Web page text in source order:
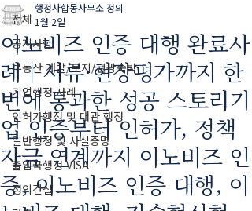
전체
공지사항
부동산 개발/토지/관광숙박
기업행정 사례
인허가행정 및 대관 행정
일반행정 및 사실증명
출입국행정 VISA
정의건설
이노비즈 인증 대행 완료사
례｜서류·현장평가까지 한
번에 통과한 성공 스토리기
업 인증부터 인허가, 정책
자금 연계까지 이노비즈 인
증, 이노비즈 인증 대행, 이
행정사합동사무소 정의
1월 2일